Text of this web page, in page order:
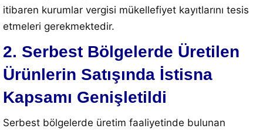
itibaren kurumlar vergisi mükellefiyet kayıtlarını tesis
etmeleri gerekmektedir.
2. Serbest Bölgelerde Üretilen
Ürünlerin Satışında İstisna
Kapsamı Genişletildi
Serbest bölgelerde üretim faaliyetinde bulunan